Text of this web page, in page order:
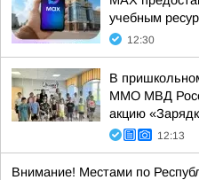
учебным
12:30
В
ММО МВД
акцию
12:13
Внимание! Местами по